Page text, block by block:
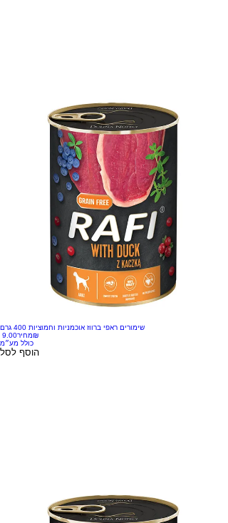
שימורים ראפי ברווז אוכמניות וחמוציות 400 גרם
מחיר‏9.00 ‏₪
כולל מע״מ
הוסף לסל